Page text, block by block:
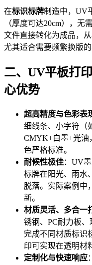
在标识标牌制造中，UV
（厚度可达20cm），无
文件直接转化为成品，
尤其适合需要频繁换版
二、UV平板打
心优势
超高精度与色彩表
细线条、小字符（
CMYK+白墨+光油
色严格标准。
耐候性极佳：UV
标牌在阳光、雨水
脱落。实际案例中
新。
材质灵活、多合一
锈钢、PC耐力板
完成不同材质标识
印可实现在透明材
定制化与快速响应